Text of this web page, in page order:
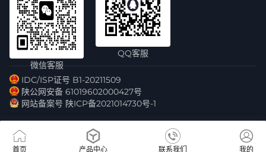
微信客服
QQ客服
IDC/ISP证号 B1-20211509
陕公网安备 61019602000427号
网站备案号 陕ICP备2021014730号-1
首页 产品中心 联系我们 我的